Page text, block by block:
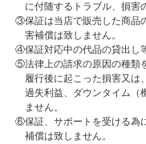
に付随するトラブル、損害
③保証は当店で販売した商品
害補償は致しません。
④保証対応中の代品の貸出し
⑤法律上の請求の原因の種類
履行後に起こった損害又は
過失利益、ダウンタイム（
ません。
⑥保証、サポートを受ける為
補償は致しません。